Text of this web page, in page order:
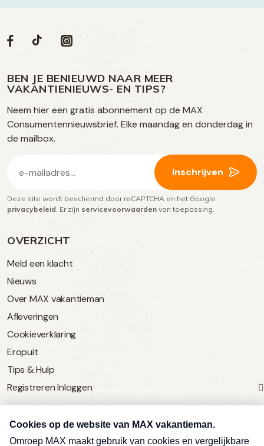
OVERZICHT
Meld een klacht
Nieuws
Over MAX vakantieman
Afleveringen
Cookieverklaring
Eropuit
Tips & Hulp
Registreren Inloggen
SERVICE
Volg
op
social
media
Social
Volg
op
Facebook
Volg
op
TikTok
Volg
op
Instagram
BEN JE BENIEUWD NAAR MEER
VAKANTIENIEUWS- EN TIPS?
Neem hier een gratis abonnement op de MAX
Consumentennieuwsbrief. Elke maandag en donderdag in
de mailbox.
mailadres
(Vereist)
Inschrijven
Deze site wordt beschermd door reCAPTCHA en het Google
privacybeleid . Er zijn servicevoorwaarden van toepassing.